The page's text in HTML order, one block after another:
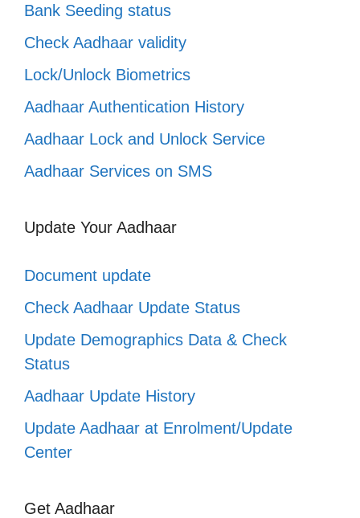
Bank Seeding status
Check Aadhaar validity
Lock/Unlock Biometrics
Aadhaar Authentication History
Aadhaar Lock and Unlock Service
Aadhaar Services on SMS
Update Your Aadhaar
Document update
Check Aadhaar Update Status
Update Demographics Data & Check
Status
Aadhaar Update History
Update Aadhaar at Enrolment/Update
Center
Get Aadhaar